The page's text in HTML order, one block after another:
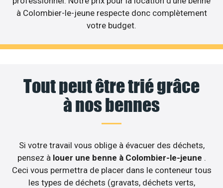
à Colombier-le-jeune respecte donc complètement
votre budget.
Tout peut être trié grâce
à nos bennes
Si votre travail vous oblige à évacuer des déchets,
pensez à louer une benne à Colombier-le-jeune .
Ceci vous permettra de placer dans le conteneur tous
les types de déchets (gravats, déchets verts,